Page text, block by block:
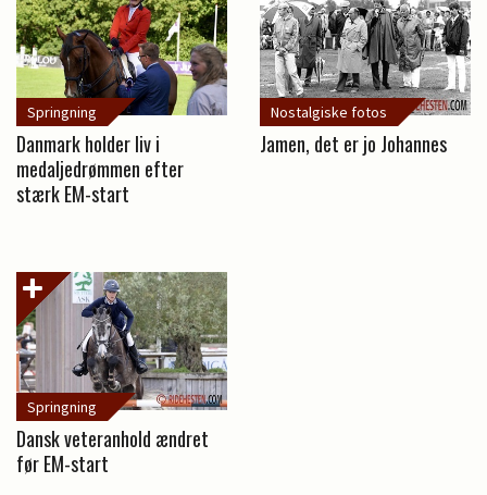
Springning
Danmark holder liv i
medaljedrømmen efter
stærk EM-start
Nostalgiske fotos
Jamen, det er jo Johannes
Springning
Dansk veteranhold ændret
før EM-start